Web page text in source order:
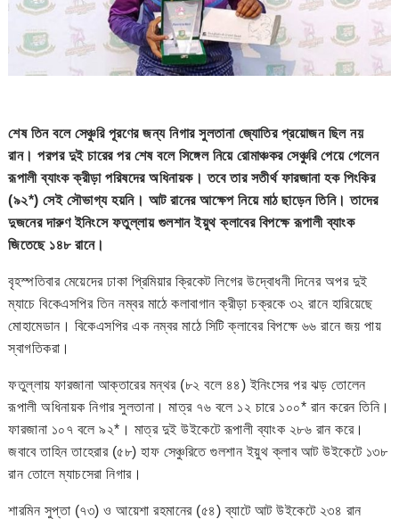
শেষ তিন বলে সেঞ্চুরি পূরণের জন্য নিগার সুলতানা জ্যোতির প্রয়োজন ছিল নয়
রান। পরপর দুই চারের পর শেষ বলে সিঙ্গেল নিয়ে রোমাঞ্চকর সেঞ্চুরি পেয়ে গেলেন
রূপালী ব্যাংক ক্রীড়া পরিষদের অধিনায়ক। তবে তার সতীর্থ ফারজানা হক পিংকির
(৯২*) সেই সৌভাগ্য হয়নি। আট রানের আক্ষেপ নিয়ে মাঠ ছাড়েন তিনি। তাদের
দুজনের দারুণ ইনিংসে ফতুল্লায় গুলশান ইয়ুথ ক্লাবের বিপক্ষে রূপালী ব্যাংক
জিতেছে ১৪৮ রানে।
বৃহস্পতিবার মেয়েদের ঢাকা প্রিমিয়ার ক্রিকেট লিগের উদ্বোধনী দিনের অপর দুই
ম্যাচে বিকেএসপির তিন নম্বর মাঠে কলাবাগান ক্রীড়া চক্রকে ৩২ রানে হারিয়েছে
মোহামেডান। বিকেএসপির এক নম্বর মাঠে সিটি ক্লাবের বিপক্ষে ৬৬ রানে জয় পায়
স্বাগতিকরা।
ফতুল্লায় ফারজানা আক্তারের মন্থর (৮২ বলে ৪৪) ইনিংসের পর ঝড় তোলেন
রূপালী অধিনায়ক নিগার সুলতানা। মাত্র ৭৬ বলে ১২ চারে ১০০* রান করেন তিনি।
ফারজানা ১০৭ বলে ৯২*। মাত্র দুই উইকেটে রূপালী ব্যাংক ২৮৬ রান করে।
জবাবে তাহিন তাহেরার (৫৮) হাফ সেঞ্চুরিতে গুলশান ইয়ুথ ক্লাব আট উইকেটে ১৩৮
রান তোলে ম্যাচসেরা নিগার।
শারমিন সুপ্তা (৭৩) ও আয়েশা রহমানের (৫৪) ব্যাটে আট উইকেটে ২৩৪ রান